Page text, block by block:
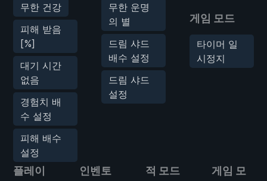
무한 건강
피해 받음
[%]
대기 시간
없음
경험치 배
수 설정
피해 배수
설정
무한 운명
의 별
드림 샤드
배수 설정
드림 샤드
설정
게임 모드
타이머 일
시정지
플레이
인벤토
적 모드
게임 모